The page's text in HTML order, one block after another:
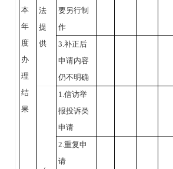
本
年
度
办
理
结
果
法
提
供
要另行制
作
3.补正后
申请内容
仍不明确
1.信访举
报投诉类
申请
2.重复申
请